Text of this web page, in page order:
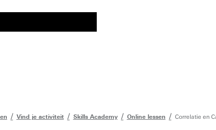
Vind je activiteit Skills Academy Online lessen Correlatie en